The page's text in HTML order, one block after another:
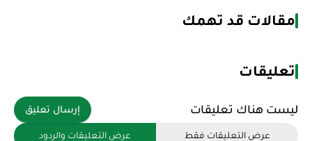
مقالات قد تهمك
تعليقات
ليست هناك تعليقات إرسال تعليق
عرض التعليقات فقط عرض التعليقات والردود